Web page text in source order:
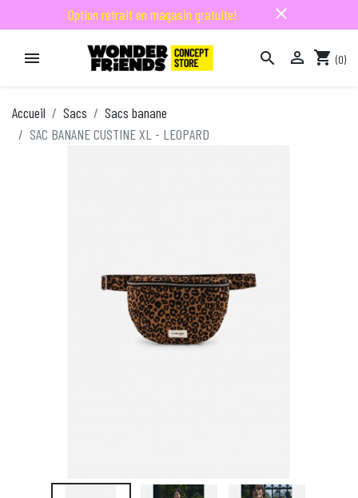
Option retrait en magasin gratuite! close
   shopping_cart (0)
Accueil Sacs
Sacs banane
SAC BANANE CUSTINE XL - LEOPARD